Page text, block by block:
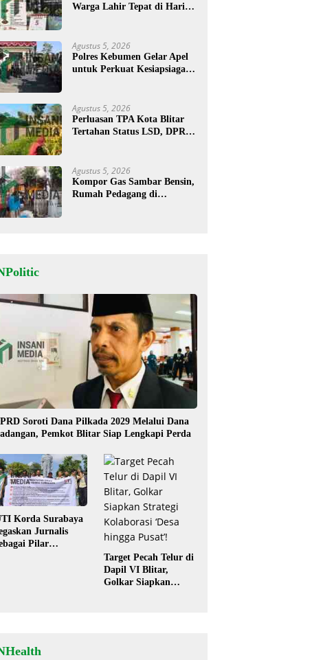
Warga Lahir Tepat di Hari
Agustus 5, 2026
Polres Kebumen Gelar Apel
untuk Perkuat Kesiapsiagaan
Agustus 5, 2026
Perluasan TPA Kota Blitar
Tertahan Status LSD, DPRD
Agustus 5, 2026
Kompor Gas Sambar Bensin,
Rumah Pedagang di
Soroti Dana Pilkada 2029 Melalui Dana
Pemkot Blitar Siap Lengkapi Perda
Korda Surabaya
Jurnalis
Pilar
Target Pecah Telur di
Dapil VI Blitar,
Golkar Siapkan